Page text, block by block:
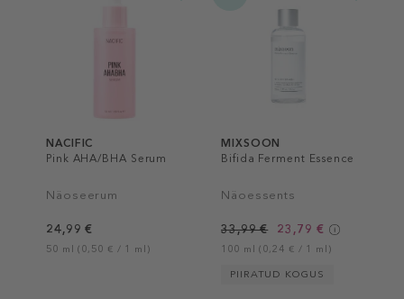
NACIFIC
Pink AHA/BHA Serum
Näoseerum
24,99 €
50 ml (0,50 € / 1 ml)
MIXSOON
Bifida Ferment Essence
Näoessents
33,99 € 23,79 €
100 ml (0,24 € / 1 ml)
PIIRATUD KOGUS